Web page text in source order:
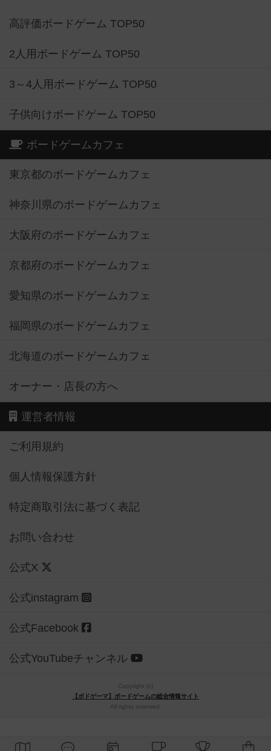
高評価ボードゲーム TOP50
2人用ボードゲーム TOP50
3～4人用ボードゲーム TOP50
子供向けボードゲーム TOP50
ボードゲームカフェ
東京都のボードゲームカフェ
神奈川県のボードゲームカフェ
大阪府のボードゲームカフェ
京都府のボードゲームカフェ
愛知県のボードゲームカフェ
福岡県のボードゲームカフェ
北海道のボードゲームカフェ
オーナー・店長の方へ
運営者情報
ご利用規約
個人情報保護方針
特定商取引法に基づく表記
お問い合わせ
公式X
公式instagram
公式Facebook
公式YouTubeチャンネル
Copyright (c)
【ボドゲーマ】ボードゲームの総合情報サイト
All rights reserved.